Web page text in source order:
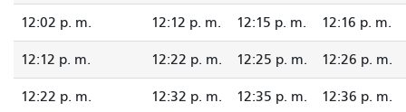
12:02 p. m. 12:12 p. m. 12:15 p. m. 12:16 p. m.
12:12 p. m. 12:22 p. m. 12:25 p. m. 12:26 p. m.
12:22 p. m. 12:32 p. m. 12:35 p. m. 12:36 p. m.